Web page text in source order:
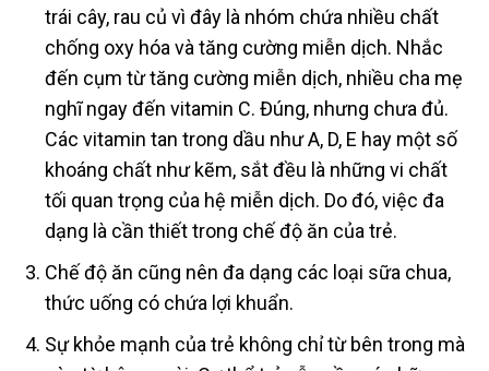
trái cây, rau củ vì đây là nhóm chứa nhiều chất
chống oxy hóa và tăng cường miễn dịch. Nhắc
đến cụm từ tăng cường miễn dịch, nhiều cha mẹ
nghĩ ngay đến vitamin C. Đúng, nhưng chưa đủ.
Các vitamin tan trong dầu như A, D, E hay một số
khoáng chất như kẽm, sắt đều là những vi chất
tối quan trọng của hệ miễn dịch. Do đó, việc đa
dạng là cần thiết trong chế độ ăn của trẻ.
Chế độ ăn cũng nên đa dạng các loại sữa chua,
thức uống có chứa lợi khuẩn.
Sự khỏe mạnh của trẻ không chỉ từ bên trong mà